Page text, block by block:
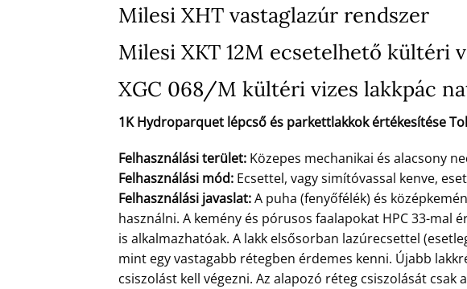
Milesi XHT vastaglazúr rendszer
Milesi XKT 12M ecsetelhető kültéri
XGC 068/M kültéri vizes lakkpác
1K Hydroparquet lépcső és parkettlakkok értékesítése
Felhasználási terület: Közepes mechanikai és alacsony
Felhasználási mód: Ecsettel, vagy simítóvassal kenve,
Felhasználási javaslat:A puha (fenyőfélék) és
használni. A kemény és pórusos faalapokat HPC 33-mal
is alkalmazhatóak. A lakk elsősorban lazúrecsettel
mint egy vastagabb rétegben érdemes kenni. Újabb
csiszolást kell végezni. Az alapozó réteg csiszolását